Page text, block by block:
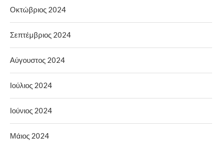
Οκτώβριος 2024
Σεπτέμβριος 2024
Αύγουστος 2024
Ιούλιος 2024
Ιούνιος 2024
Μάιος 2024